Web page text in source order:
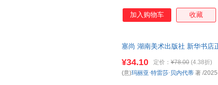
加入购物车 收藏
塞尚 湖南美术出版社 新华书店
¥34.10 定价： ¥78.00 (4.38折)
(意)玛丽亚·特雷莎·贝内代蒂 著 /